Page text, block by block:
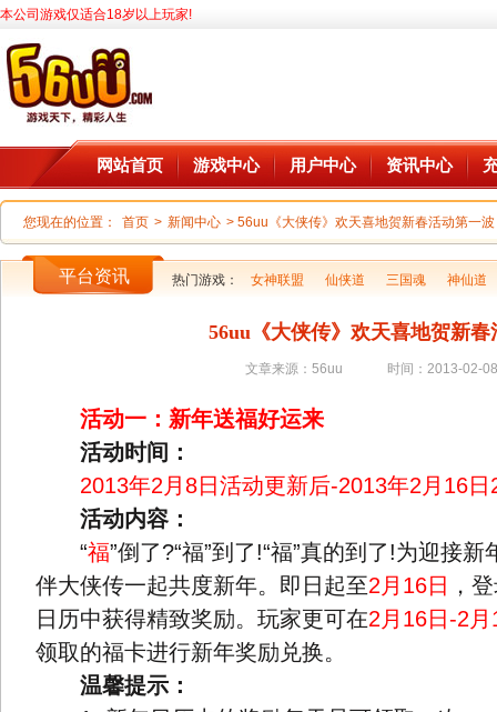
本公司游戏仅适合18岁以上玩家!
网站首页 游戏中心 用户中心 资讯中心
您现在的位置： 首页 > 新闻中心 > 56uu《大侠传》欢天喜地贺新春活动第一波
平台资讯 热门游戏： 女神联盟 仙侠道 三国魂 神仙道
56uu《大侠传》欢天喜地贺新
文章来源：56uu 时间：2013-02-
活动一：新年送福好运来
活动时间：
2013年2月8日活动更新后-2013年2月16日
活动内容：
“福”倒了?“福”到了!“福”真的到了!为迎接
伴大侠传一起共度新年。即日起至2月16日
，
日历中获得精致奖励。玩家更可在2月16日-2月
领取的福卡进行新年奖励兑换。
温馨提示：